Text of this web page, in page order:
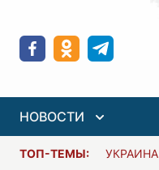
НОВОСТИ
ТОП-ТЕМЫ: УКРАИНА